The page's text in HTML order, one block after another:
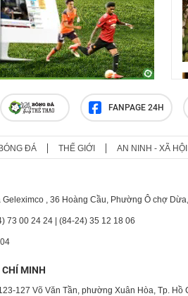
FANPAGE 24H
ĐÁ THẾ GIỚI AN NINH - XÃ HỘI
Geleximco , 36 Hoàng Cầu, Phường Ô chợ
73 00 24 24 | (84-24) 35 12 18 06
CHÍ MINH
127 Võ Văn Tần, phường Xuân Hòa, Tp. Hồ